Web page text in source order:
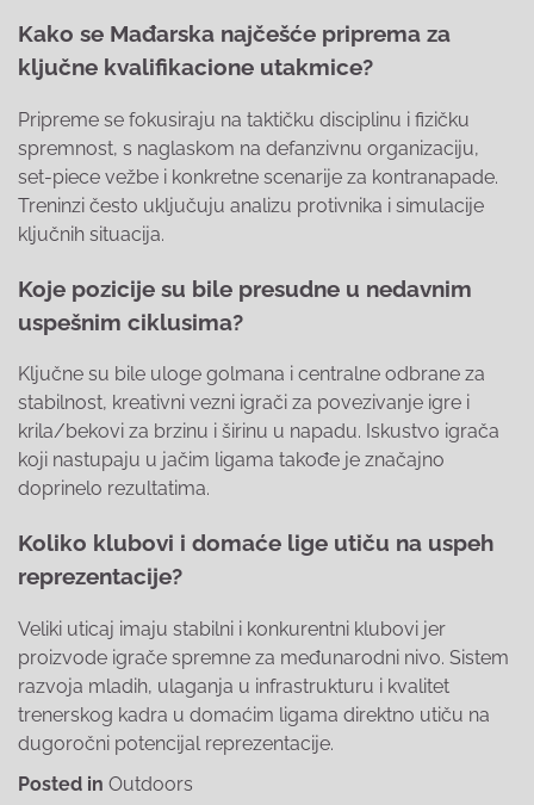
Kako se Mađarska najčešće priprema za
ključne kvalifikacione utakmice?
Pripreme se fokusiraju na taktičku disciplinu i fizičku
spremnost, s naglaskom na defanzivnu organizaciju,
set-piece vežbe i konkretne scenarije za kontranapade.
Treninzi često uključuju analizu protivnika i simulacije
ključnih situacija.
Koje pozicije su bile presudne u nedavnim
uspešnim ciklusima?
Ključne su bile uloge golmana i centralne odbrane za
stabilnost, kreativni vezni igrači za povezivanje igre i
krila/bekovi za brzinu i širinu u napadu. Iskustvo igrača
koji nastupaju u jačim ligama takođe je značajno
doprinelo rezultatima.
Koliko klubovi i domaće lige utiču na uspeh
reprezentacije?
Veliki uticaj imaju stabilni i konkurentni klubovi jer
proizvode igrače spremne za međunarodni nivo. Sistem
razvoja mladih, ulaganja u infrastrukturu i kvalitet
trenerskog kadra u domaćim ligama direktno utiču na
dugoročni potencijal reprezentacije.
Posted in Outdoors